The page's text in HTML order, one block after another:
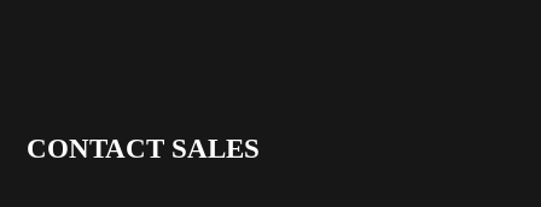
CONTACT SALES